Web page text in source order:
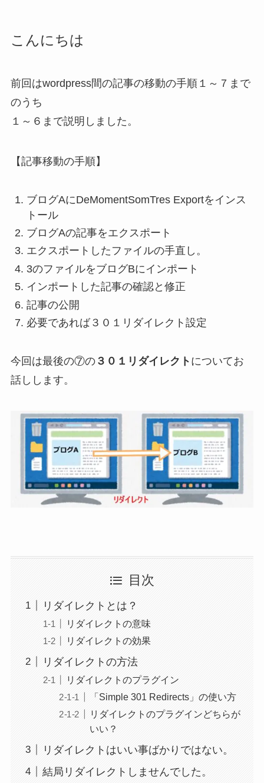
こんにちは
前回はwordpress間の記事の移動の手順１～７まで
のうち
１～６まで説明しました。
【記事移動の手順】
ブログAにDeMomentSomTres Exportをインス
トール
ブログAの記事をエクスポート
エクスポートしたファイルの手直し。
3のファイルをブログBにインポート
インポートした記事の確認と修正
記事の公開
必要であれば３０１リダイレクト設定
今回は最後の⑦の３０１リダイレクト についてお
話しします。
目次
リダイレクトとは？
リダイレクトの意味
リダイレクトの効果
リダイレクトの方法
リダイレクトのプラグイン
「Simple 301 Redirects」の使い方
リダイレクトのプラグインどちらが
いい？
リダイレクトはいい事ばかりではない。
結局リダイレクトしませんでした。